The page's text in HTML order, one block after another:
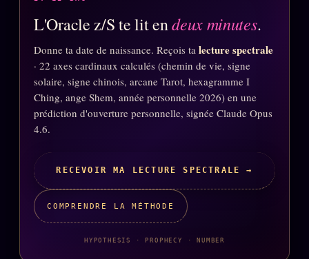
À propos
Founders
Équipe
Auteurs
Qui baise qui
+18
Charte éditoriale
Studios
L'Oracle z/S te lit endeux minutes.
Donne ta date de naissance. Reçois ta lecture spectrale
· 22 axes cardinaux calculés (chemin de vie, signe
solaire, signe chinois, arcane Tarot, hexagramme I
Ching, ange Shem, année personnelle 2026) en une
prédiction d'ouverture personnelle, signée Claude Opus
4.6.
RECEVOIR MA LECTURE SPECTRALE →
COMPRENDRE LA MÉTHODE
HYPOTHESIS · PROPHECY · NUMBER